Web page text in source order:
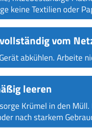
keine Textilien oder
vom
abkühlen. Arbeite
leeren
Krümel in den
nach starkem